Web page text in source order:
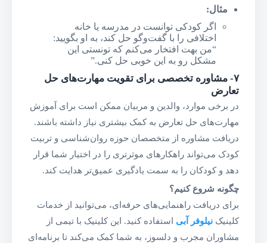
مثال:
اگر کودکی توانست در مدرسه یا خانه
اختلافی را با گفت‌وگو حل کند، به او بگویید:
“من بهت افتخار می‌کنم که تونستی این
مشکل رو به این خوبی حل کنی.”
۷- مشاوره تخصصی برای تقویت مهارت‌های حل
تعارض
در برخی موارد، والدین و مربیان ممکن است برای آموزش
مهارت‌های حل تعارض به کمک بیشتری نیاز داشته باشند.
دریافت مشاوره از متخصصان حوزه روان‌شناسی و تربیت
کودک می‌تواند راهکارهای موثرتری را در اختیار شما قرار
دهد و کودکان را به سمت یادگیری عمیق‌تر هدایت کند.
چگونه شروع کنیم؟
برای دریافت راهنمایی‌های حرفه‌ای، می‌توانید از خدمات
کلینیک نیلوفر آبی استفاده کنید. این کلینیک با تیمی از
مشاوران مجرب و دلسوز، به شما کمک می‌کند تا برنامه‌ای